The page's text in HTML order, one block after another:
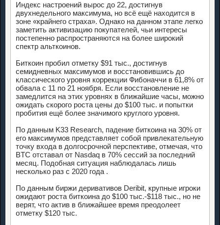
Индекс настроений вырос до 22, достигнув
двухнедельного максимума, но всё ещё находится в
зоне «крайнего страха». Однако на данном этапе легко
заметить активизацию покупателей, чьи интересы
постепенно распространяются на более широкий
спектр альткоинов.
Биткоин пробил отметку $91 тыс., достигнув
семидневных максимумов и восстановившись до
классического уровня коррекции Фибоначчи в 61,8% от
обвала с 11 по 21 ноября. Если восстановление не
замедлится на этих уровнях в ближайшие часы, можно
ожидать скорого роста цены до $100 тыс. и попытки
пробития ещё более значимого круглого уровня.
По данным K33 Research, падение биткоина на 30% от
его максимумов представляет собой привлекательную
точку входа в долгосрочной перспективе, отмечая, что
BTC отставал от Nasdaq в 70% сессий за последний
месяц. Подобная ситуация наблюдалась лишь
несколько раз с 2020 года .
По данным биржи деривативов Deribit, крупные игроки
ожидают роста биткоина до $100 тыс.-$118 тыс., но не
верят, что актив в ближайшее время преодолеет
отметку $120 тыс.